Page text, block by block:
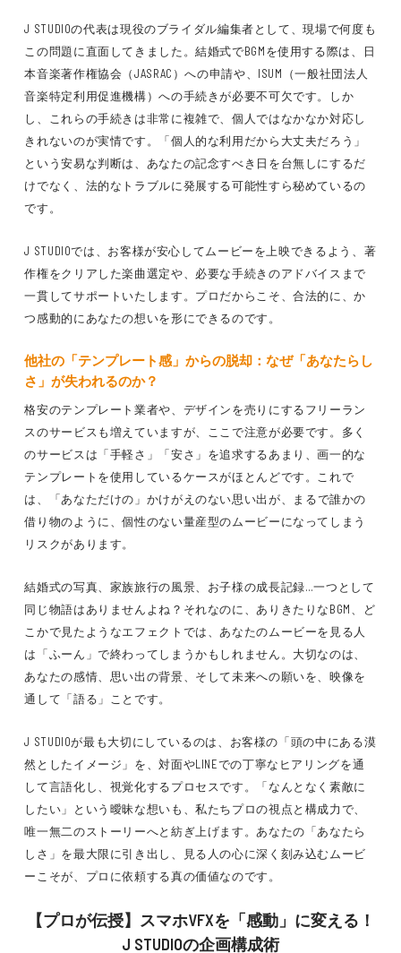
J STUDIOの代表は現役のブライダル編集者として、現場で何度も
この問題に直面してきました。結婚式でBGMを使用する際は、日
本音楽著作権協会（JASRAC）への申請や、ISUM（一般社団法人
音楽特定利用促進機構）への手続きが必要不可欠です。しか
し、これらの手続きは非常に複雑で、個人ではなかなか対応し
きれないのが実情です。「個人的な利用だから大丈夫だろう」
という安易な判断は、あなたの記念すべき日を台無しにするだ
けでなく、法的なトラブルに発展する可能性すら秘めているの
です。
J STUDIOでは、お客様が安心してムービーを上映できるよう、著
作権をクリアした楽曲選定や、必要な手続きのアドバイスまで
一貫してサポートいたします。プロだからこそ、合法的に、か
つ感動的にあなたの想いを形にできるのです。
他社の「テンプレート感」からの脱却：なぜ「あなたらし
さ」が失われるのか？
格安のテンプレート業者や、デザインを売りにするフリーラン
スのサービスも増えていますが、ここで注意が必要です。多く
のサービスは「手軽さ」「安さ」を追求するあまり、画一的な
テンプレートを使用しているケースがほとんどです。これで
は、「あなただけの」かけがえのない思い出が、
まるで誰かの
借り物のように、個性のない量産型のムービーになってしまう
リスクがあります。
結婚式の写真、家族旅行の風景、お子様の成長記録…一つとして
同じ物語はありませんよね？それなのに、ありきたりなBGM、ど
こかで見たようなエフェクトでは、あなたのムービーを見る人
は「ふーん」で終わってしまうかもしれません。大切なのは、
あなたの感情、思い出の背景、そして未来への願いを、映像を
通して「語る」ことです。
J STUDIOが最も大切にしているのは、お客様の「頭の中にある漠
然としたイメージ」を、対面やLINEでの丁寧なヒアリングを通
して言語化し、視覚化するプロセスです。「なんとなく素敵に
したい」という曖昧な想いも、私たちプロの視点と構成力で、
唯一無二のストーリーへと紡ぎ上げます。あなたの「あなたら
しさ」を最大限に引き出し、見る人の心に深く刻み込むムービ
ーこそが、プロに依頼する真の価値なのです。
【プロが伝授】スマホVFXを「感動」に変える！
J STUDIOの企画構成術